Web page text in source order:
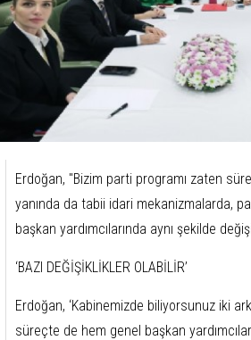
Erdoğan, "Bizim parti programı zaten
yanında da tabii idari mekanizmalarda,
başkan yardımcılarında aynı şekilde
‘BAZI DEĞİŞİKLİKLER OLABİLİR’
Erdoğan, ‘Kabinemizde biliyorsunuz iki
süreçte de hem genel başkan